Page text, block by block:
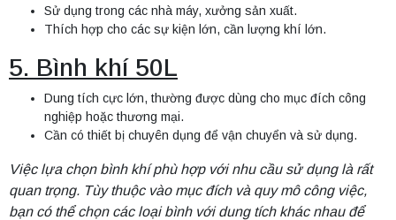
Sử dụng trong các nhà máy, xưởng sản xuất.
Thích hợp cho các sự kiện lớn, cần lượng khí lớn.
5. Bình khí 50L
Dung tích cực lớn, thường được dùng cho mục đích công
nghiệp hoặc thương mại.
Cần có thiết bị chuyên dụng để vận chuyển và sử dụng.
Việc lựa chọn bình khí phù hợp với nhu cầu sử dụng là rất
quan trọng. Tùy thuộc vào mục đích và quy mô công việc,
bạn có thể chọn các loại bình với dung tích khác nhau để